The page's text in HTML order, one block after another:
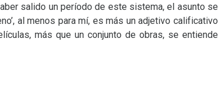
salido un período de este sistema, el asunto se
al menos para mí, es más un adjetivo calificativo
más que un conjunto de obras, se entiende